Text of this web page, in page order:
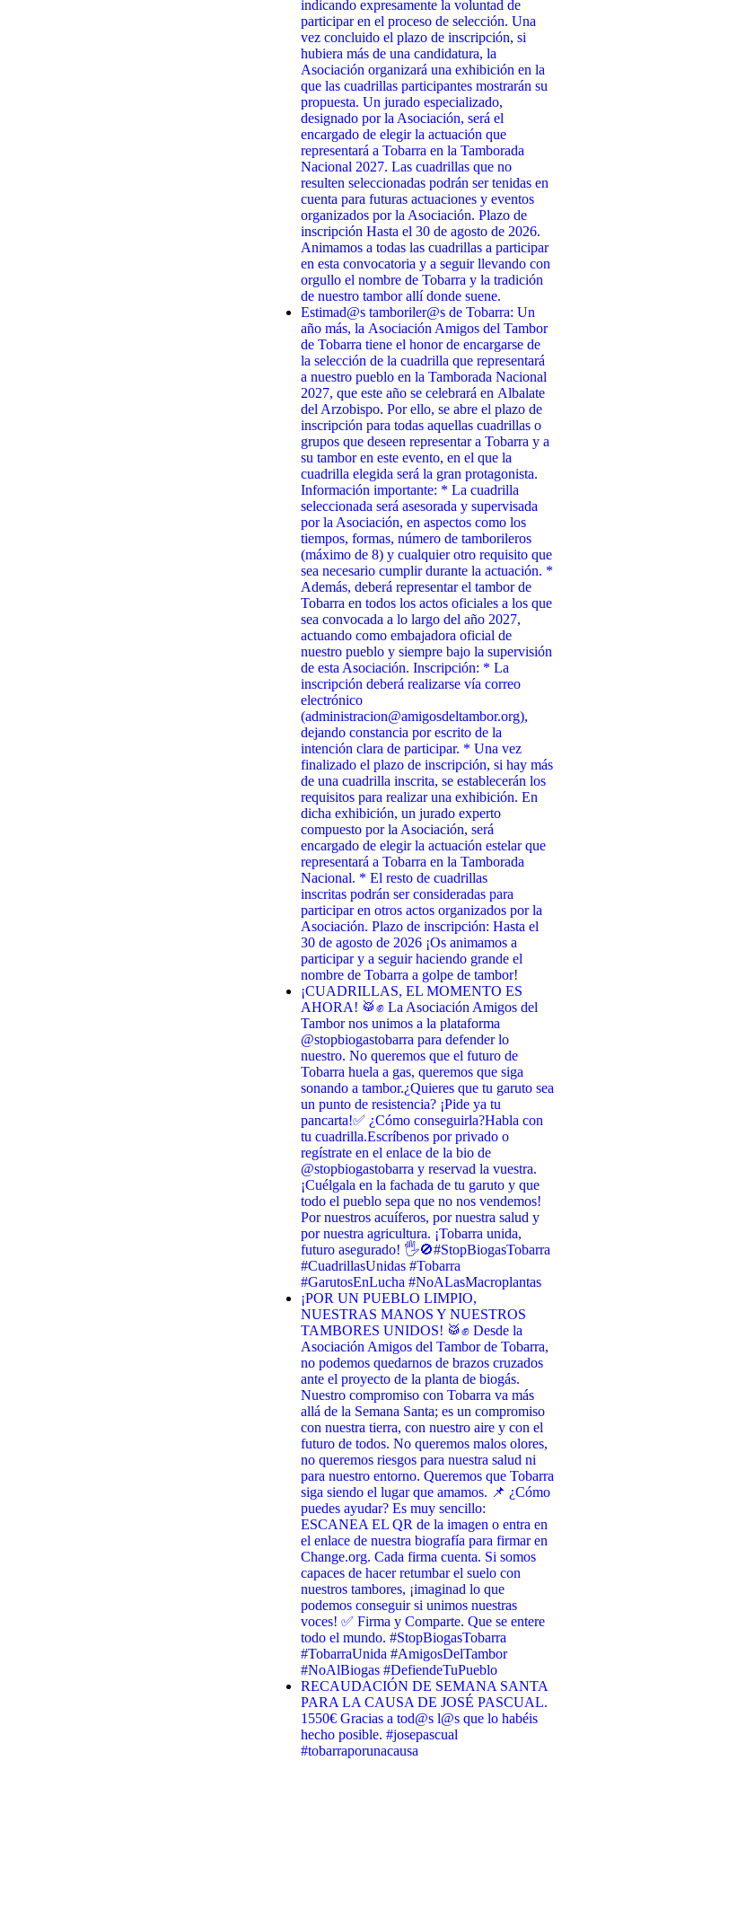
indicando expresamente la voluntad de
participar en el proceso de selección. Una
vez concluido el plazo de inscripción, si
hubiera más de una candidatura, la
Asociación organizará una exhibición en la
que las cuadrillas participantes mostrarán su
propuesta. Un jurado especializado,
designado por la Asociación, será el
encargado de elegir la actuación que
representará a Tobarra en la Tamborada
Nacional 2027. Las cuadrillas que no
resulten seleccionadas podrán ser tenidas en
cuenta para futuras actuaciones y eventos
organizados por la Asociación. Plazo de
inscripción Hasta el 30 de agosto de 2026.
Animamos a todas las cuadrillas a participar
en esta convocatoria y a seguir llevando con
orgullo el nombre de Tobarra y la tradición
de nuestro tambor allí donde suene.
Estimad@s tamboriler@s de Tobarra: Un
año más, la Asociación Amigos del Tambor
de Tobarra tiene el honor de encargarse de
la selección de la cuadrilla que representará
a nuestro pueblo en la Tamborada Nacional
2027, que este año se celebrará en Albalate
del Arzobispo. Por ello, se abre el plazo de
inscripción para todas aquellas cuadrillas o
grupos que deseen representar a Tobarra y a
su tambor en este evento, en el que la
cuadrilla elegida será la gran protagonista.
Información importante: * La cuadrilla
seleccionada será asesorada y supervisada
por la Asociación, en aspectos como los
tiempos, formas, número de tamborileros
(máximo de 8) y cualquier otro requisito que
sea necesario cumplir durante la actuación. *
Además, deberá representar el tambor de
Tobarra en todos los actos oficiales a los que
sea convocada a lo largo del año 2027,
actuando como embajadora oficial de
nuestro pueblo y siempre bajo la supervisión
de esta Asociación. Inscripción: * La
inscripción deberá realizarse vía correo
electrónico
(administracion@amigosdeltambor.org),
dejando constancia por escrito de la
intención clara de participar. * Una vez
finalizado el plazo de inscripción, si hay más
de una cuadrilla inscrita, se establecerán los
requisitos para realizar una exhibición. En
dicha exhibición, un jurado experto
compuesto por la Asociación, será
encargado de elegir la actuación estelar que
representará a Tobarra en la Tamborada
Nacional. * El resto de cuadrillas
inscritas podrán ser consideradas para
participar en otros actos organizados por la
Asociación. Plazo de inscripción: Hasta el
30 de agosto de 2026 ¡Os animamos a
participar y a seguir haciendo grande el
nombre de Tobarra a golpe de tambor!
¡CUADRILLAS, EL MOMENTO ES
AHORA! 🥁✊ La Asociación Amigos del
Tambor nos unimos a la plataforma
@stopbiogastobarra para defender lo
nuestro. No queremos que el futuro de
Tobarra huela a gas, queremos que siga
sonando a tambor. ​¿Quieres que tu garuto sea
un punto de resistencia? ¡Pide ya tu
pancarta! ​✅ ¿Cómo conseguirla? ​Habla con
tu cuadrilla. ​Escríbenos por privado o
regístrate en el enlace de la bio de
@stopbiogastobarra y reservad la vuestra. ​
¡Cuélgala en la fachada de tu garuto y que
todo el pueblo sepa que no nos vendemos! ​
Por nuestros acuíferos, por nuestra salud y
por nuestra agricultura. ¡Tobarra unida,
futuro asegurado! 🖐️🚫 ​#StopBiogasTobarra
#CuadrillasUnidas #Tobarra
#GarutosEnLucha #NoALasMacroplantas
¡POR UN PUEBLO LIMPIO,
NUESTRAS MANOS Y NUESTROS
TAMBORES UNIDOS! 🥁✊ Desde la
Asociación Amigos del Tambor de Tobarra,
no podemos quedarnos de brazos cruzados
ante el proyecto de la planta de biogás.
Nuestro compromiso con Tobarra va más
allá de la Semana Santa; es un compromiso
con nuestra tierra, con nuestro aire y con el
futuro de todos. No queremos malos olores,
no queremos riesgos para nuestra salud ni
para nuestro entorno. Queremos que Tobarra
siga siendo el lugar que amamos. 📌 ¿Cómo
puedes ayudar? Es muy sencillo:
ESCANEA EL QR de la imagen o entra en
el enlace de nuestra biografía para firmar en
Change.org. Cada firma cuenta. Si somos
capaces de hacer retumbar el suelo con
nuestros tambores, ¡imaginad lo que
podemos conseguir si unimos nuestras
voces! ✅ Firma y Comparte. Que se entere
todo el mundo. #StopBiogasTobarra
#TobarraUnida #AmigosDelTambor
#NoAlBiogas #DefiendeTuPueblo
RECAUDACIÓN DE SEMANA SANTA
PARA LA CAUSA DE JOSÉ PASCUAL.
1550€ Gracias a tod@s l@s que lo habéis
hecho posible. #josepascual
#tobarraporunacausa